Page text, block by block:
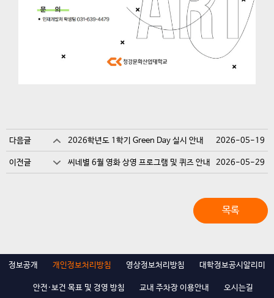
다음글 2026학년도 1학기 Green Day 실시 안내 2026-05-19
이전글 씨네별 6월 영화 상영 프로그램 및 퀴즈 안내 2026-05-29
목록
정보공개 개인정보처리방침 영상정보처리방침 대학정보공시알리미
안전·보건 목표 및 경영 방침 교내 주차장 이용안내 오시는길